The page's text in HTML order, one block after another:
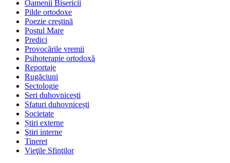
Oamenii Bisericii
Pilde ortodoxe
Poezie creştină
Postul Mare
Predici
Provocările vremii
Psihoterapie ortodoxă
Reportaje
Rugăciuni
Sectologie
Seri duhovnicești
Sfaturi duhovnicești
Societate
Știri externe
Ştiri interne
Tineret
Vieţile Sfinţilor